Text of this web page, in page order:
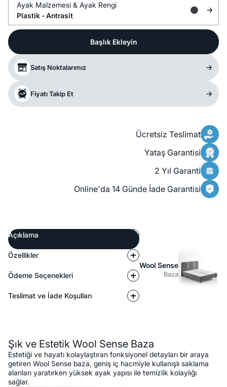
Ayak Malzemesi & Ayak Rengi
Plastik -Antrasit
Başlık Ekleyin
Satış Noktalarımız
Fiyatı Takip Et
Ücretsiz Teslimat
Yataş Garantisi
2 Yıl Garanti
Online'da 14 Günde İade Garantisi
Açıklama
Özellikler
Ödeme Seçenekleri
Teslimat ve İade Koşulları
Wool Sense
Baza
Şık ve Estetik Wool Sense Baza
Estetiği ve hayatı kolaylaştıran fonksiyonel detayları bir araya
getiren Wool Sense baza, geniş iç hacmiyle kullanışlı saklama
alanları yaratırken yüksek ayak yapısı ile temizlik kolaylığı
sağlar.